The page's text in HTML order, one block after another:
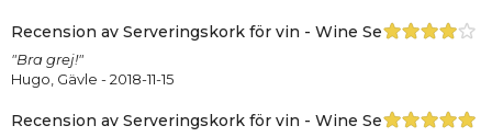
Recension av Serveringskork för vin - Wine Server
"Bra grej!"
Hugo, Gävle - 2018-11-15
Recension av Serveringskork för vin - Wine Server